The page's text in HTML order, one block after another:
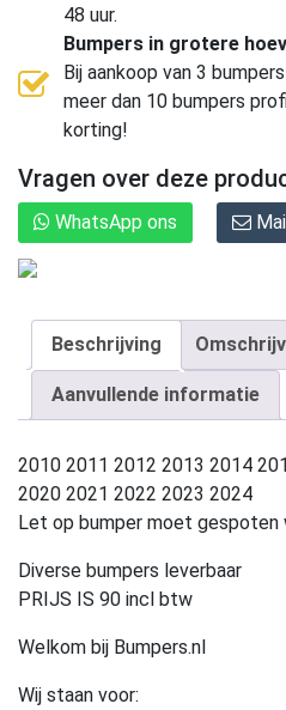
48 uur.
Bumpers in grotere
Bij aankoop van 3
meer dan 10 bumpers
korting!
Vragen over deze
WhatsApp ons
Beschrijving
Aanvullende informatie
2010 2011 2012 2013 2014
2020 2021 2022 2023 2024
Let op bumper moet gespoten
Diverse bumpers leverbaar
PRIJS IS 90 incl btw
Welkom bij Bumpers.nl
Wij staan voor: